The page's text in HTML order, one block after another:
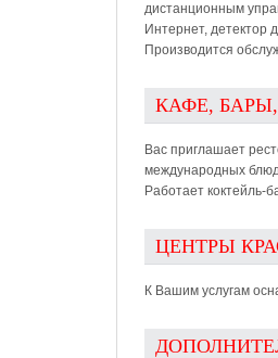
дистанционным
Интернет, детектор
Производится
КАФЕ,
Вас приглашает
международных
Работает коктейль-
ЦЕНТРЫ
К Вашим услугам